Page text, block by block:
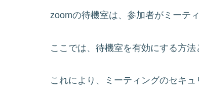
zoomの待機室は、参加者がミーテ
ここでは、待機室を有効にする方
これにより、ミーティングのセキュ